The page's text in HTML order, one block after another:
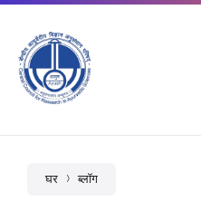
घर ब्लॉग